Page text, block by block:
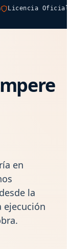
Licencia Oficial
en
la
ejecución